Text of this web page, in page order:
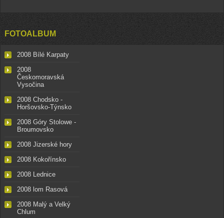
FOTOALBUM
2008 Bílé Karpaty
2008
Českomoravská
Vysočina
2008 Chodsko -
Horšovsko-Týnsko
2008 Góry Stolowe -
Broumovsko
2008 Jizerské hory
2008 Kokořínsko
2008 Lednice
2008 lom Rasová
2008 Malý a Velký
Chlum